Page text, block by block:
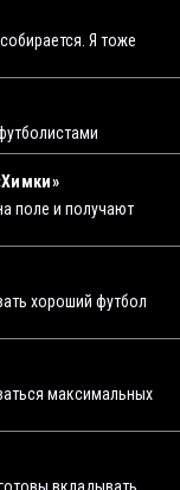
Я тоже
поле и получают
хороший футбол
максимальных